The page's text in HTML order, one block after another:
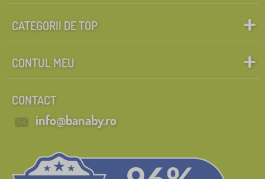
CATEGORII DE TOP
CONTUL MEU
CONTACT
info@banaby.ro